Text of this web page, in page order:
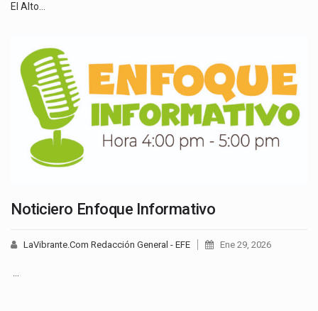
El Alto…
Noticiero Enfoque Informativo
LaVibrante.Com Redacción General - EFE Ene 29, 2026
…